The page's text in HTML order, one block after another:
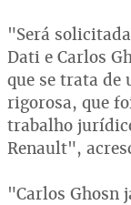
"Será
Dati e Carlos
que se trata de
rigorosa, que
trabalho
Renault",
"Carlos Ghosn